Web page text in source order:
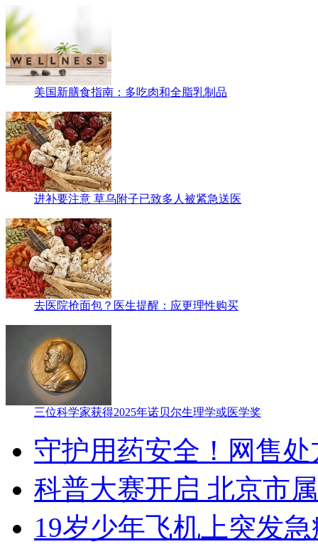
美国新膳食指南：多吃肉和全脂乳制品
进补要注意 草乌附子已致多人被紧急送医
去医院抢面包？医生提醒：应更理性购买
三位科学家获得2025年诺贝尔生理学或医学奖
守护用药安全！网售
科普大赛开启 北京市
19岁少年飞机上突发